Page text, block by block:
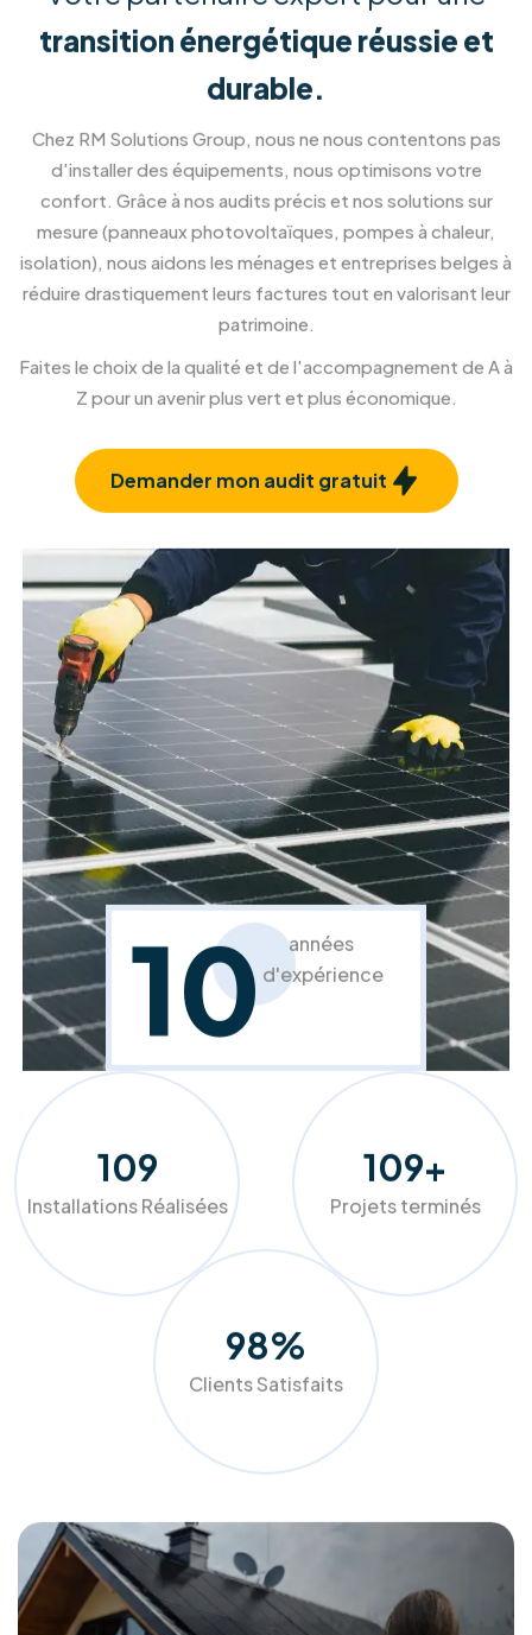
En savoir plus
Installation de Pergola et
Véranda
Créez un nouvel espace de vie ouvert sur
l'extérieur.
En savoir plus
Rénovation et isolation façade
Confort et esthétique, à l'intérieur comme à
l'extérieur.
En savoir plus
Rénovation et isolation toiture
Protégez votre habitat et améliorez votre
confort.
En savoir plus
À propos de RM Solutions Group
Votre partenaire expert pour une
transition énergétique réussie et
Chez RM Solutions Group, nous ne nous contentons pas
d'installer des équipements, nous optimisons votre
confort. Grâce à nos audits précis et nos solutions sur
mesure (panneaux photovoltaïques, pompes à chaleur,
isolation), nous aidons les ménages et entreprises belges à
Faites le choix de la qualité et de l'accompagnement de A à
Z pour un avenir plus vert et plus économique.